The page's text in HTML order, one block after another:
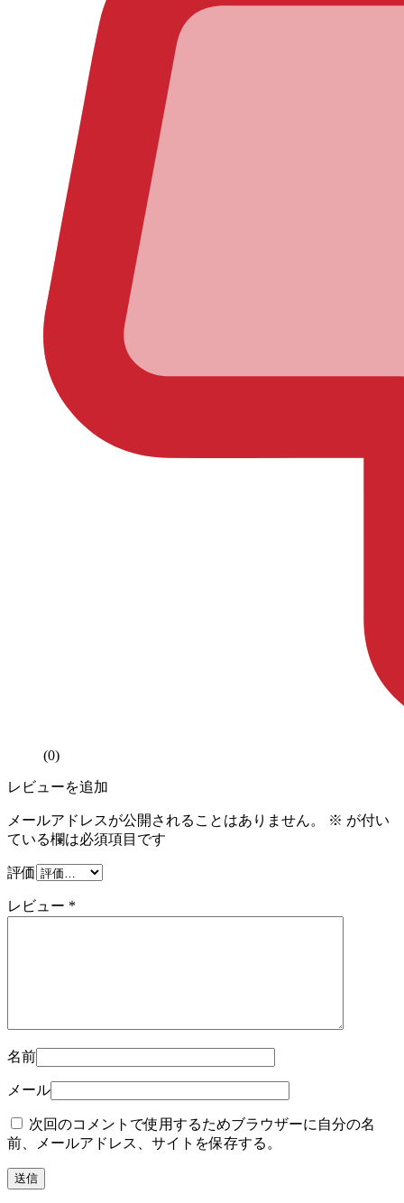
(0)
レビューを追加
メールアドレスが公開されることはありません。 ※ が付い
ている欄は必須項目です
評価
レビュー *
名前
メール
次回のコメントで使用するためブラウザーに自分の名
前、メールアドレス、サイトを保存する。